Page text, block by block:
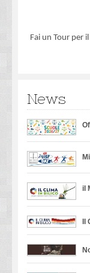
Fai un Tour per
News
il
Il